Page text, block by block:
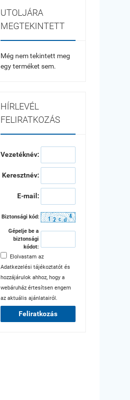
UTOLJÁRA
MEGTEKINTETT
Még nem tekintett meg
egy terméket sem.
HÍRLEVÉL
FELIRATKOZÁS
Vezetéknév:
Keresztnév:
E-mail:
Biztonsági kód:
Gépelje be a
biztonsági
kódot:
Elolvastam az
Adatkezelési tájékoztatótés
hozzájárulok ahhoz, hogy a
webáruház értesítsen engem
az aktuális ajánlatairól.
Feliratkozás